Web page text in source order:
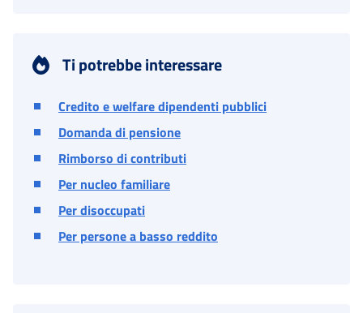
Ti potrebbe interessare
Credito e welfare dipendenti pubblici
Domanda di pensione
Rimborso di contributi
Per nucleo familiare
Per disoccupati
Per persone a basso reddito